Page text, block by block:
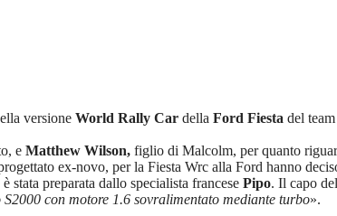
versione World Rally Car della Ford Fiesta del
e Matthew Wilson, figlio di Malcolm, per quanto
ex-novo, per la Fiesta Wrc alla Ford hanno
stata preparata dallo specialista francese Pipo. Il capo
con motore 1.6 sovralimentato mediante turbo».